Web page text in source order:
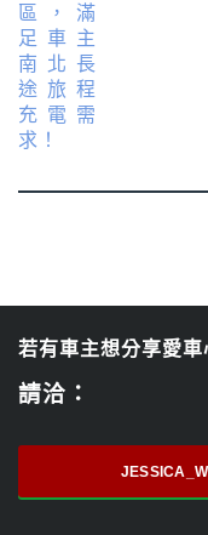
若有車主想分享愛
請洽：